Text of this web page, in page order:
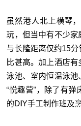
虽然港人北上横琴
玩，但当中有不少
与长隆距离仅约15
比甚高。加上酒店
泳池、室内恒温泳
“悦趣营”，除了有
的DIY手工制作班及